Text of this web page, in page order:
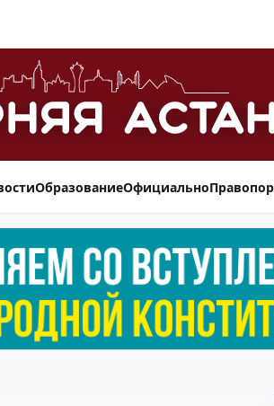
ОбразованиеОфициально